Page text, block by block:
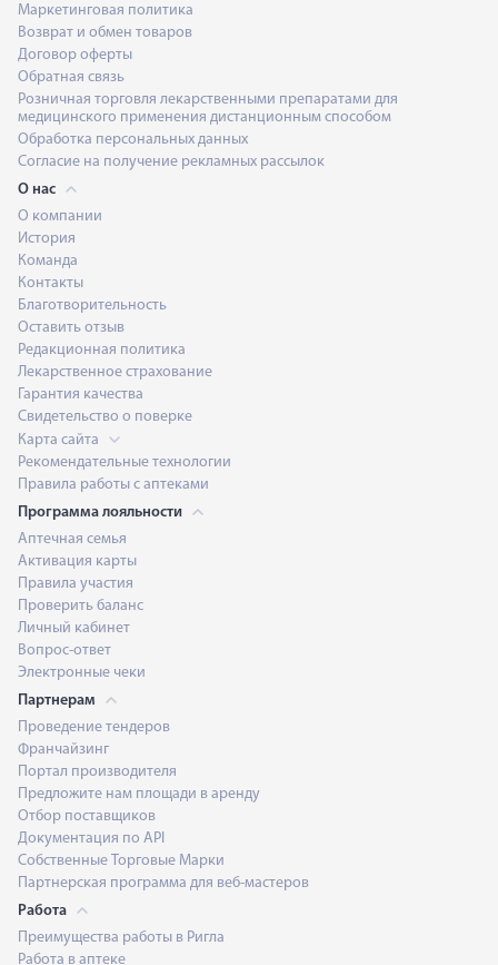
Маркетинговая политика
Возврат и обмен товаров
Договор оферты
Обратная связь
Розничная торговля лекарственными препаратами для
медицинского применения дистанционным способом
Обработка персональных данных
Согласие на получение рекламных рассылок
О нас
О компании
История
Команда
Контакты
Благотворительность
Оставить отзыв
Редакционная политика
Лекарственное страхование
Гарантия качества
Свидетельство о поверке
Карта сайта
Рекомендательные технологии
Правила работы с аптеками
Программа лояльности
Аптечная семья
Активация карты
Правила участия
Проверить баланс
Личный кабинет
Вопрос-ответ
Электронные чеки
Партнерам
Проведение тендеров
Франчайзинг
Портал производителя
Предложите нам площади в аренду
Отбор поставщиков
Документация по API
Собственные Торговые Марки
Партнерская программа для веб-мастеров
Работа
Преимущества работы в Ригла
Работа в аптеке